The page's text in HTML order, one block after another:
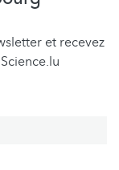
et recevez